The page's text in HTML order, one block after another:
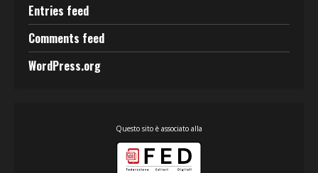
Entries feed
Comments feed
WordPress.org
Questo sito è associato alla